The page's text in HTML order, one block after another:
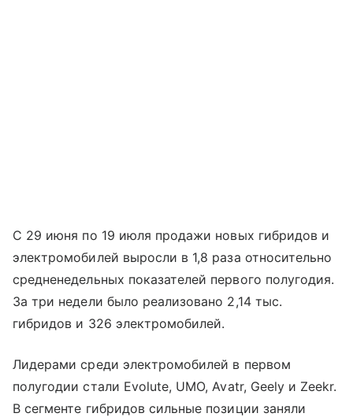
С 29 июня по 19 июля продажи новых гибридов и
электромобилей выросли в 1,8 раза относительно
средненедельных показателей первого полугодия.
За три недели было реализовано 2,14 тыс.
гибридов и 326 электромобилей.
Лидерами среди электромобилей в первом
полугодии стали Evolute, UMO, Avatr, Geely и Zeekr.
В сегменте гибридов сильные позиции заняли